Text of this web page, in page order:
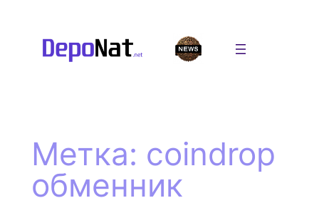
содержимому
Метка: coindrop
обменник